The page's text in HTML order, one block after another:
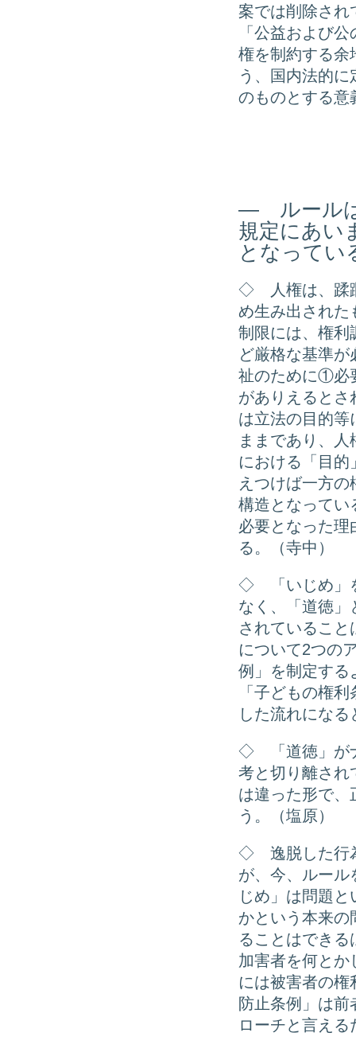
案では削除され
「公益および
権を制約する余
う、国内法的
のものとする意
― ルールは
規定にあい
となってい
◇ 人権は、蹂
め生み出された
制限には、権利
ど厳格な基準
祉のために①必
がありえるとさ
は立法の目的等
ままであり、
における「目
えつけば一方
構造となってい
必要となった理
る。（寺中）
◇ 「いじめ」
なく、「道徳」
されているこ
について2つの
例」を制定する
「子どもの権
した流れにな
◇ 「道徳」が
考と切り離され
は違った形で、
う。（塩原）
◇ 逸脱した行
が、今、ルール
じめ」は問題
かという本来の
ることはでき
加害者を何とか
には被害者の
防止条例」は
ローチと言え